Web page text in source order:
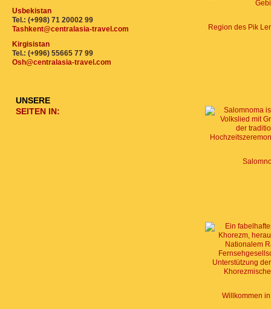
Willkommen
Usbekistan
Tel.: (+998) 71 20002 99
Tashkent@centralasia-travel.com
Kirgisistan
Tel.: (+996) 55665 77 99
Osh@centralasia-travel.com
UNSERE
SEITEN IN: